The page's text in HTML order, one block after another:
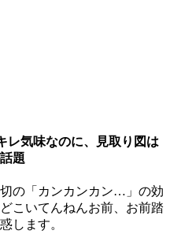
レ気味なのに、見取り図は
題
の「カンカンカン…」の効
こいてんねんお前、お前踏
します。